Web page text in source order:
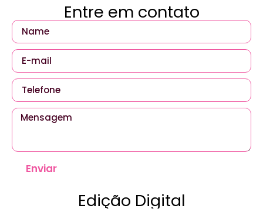
Entre em contato
Enviar
Edição Digital